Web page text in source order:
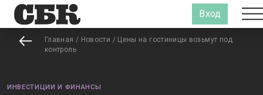
Вход
Главная / Новости / Цены на гостиницы возьмут под
контроль
ИНВЕСТИЦИИ И ФИНАНСЫ